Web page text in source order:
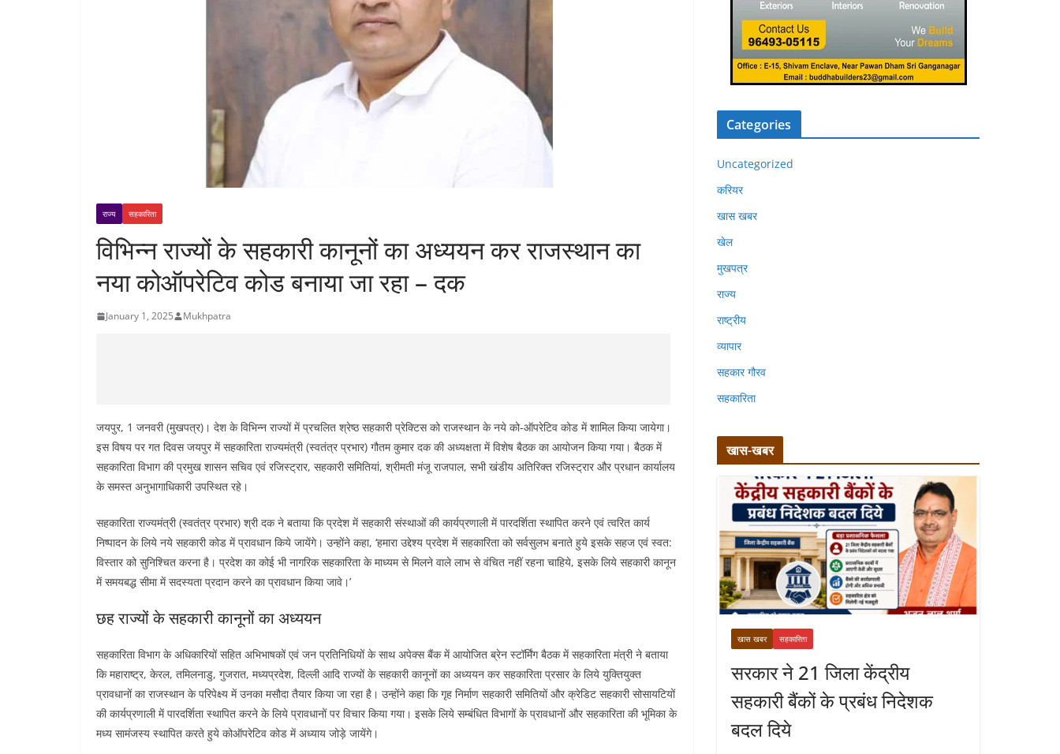
राज्य सहकारिता
विभिन्न राज्यों के सहकारी कानूनों का अध्ययन कर राजस्थान का
नया कोऑपरेटिव कोड बनाया जा रहा – दक
January 1, 2025 Mukhpatra
जयपुर, 1 जनवरी (मुखपत्र)। देश के विभिन्न राज्यों में प्रचलित श्रेष्ठ सहकारी प्रेक्टिस को राजस्थान के नये को-ऑपरेटिव कोड में शामिल किया जायेगा।
इस विषय पर गत दिवस जयपुर में सहकारिता राज्यमंत्री (स्वतंत्र प्रभार) गौतम कुमार दक की अध्यक्षता में विशेष बैठक का आयोजन किया गया। बैठक में
सहकारिता विभाग की प्रमुख शासन सचिव एवं रजिस्ट्रार, सहकारी समितियां, श्रीमती मंजू राजपाल, सभी खंडीय अतिरिक्त रजिस्ट्रार और प्रधान कार्यालय
के समस्त अनुभागाधिकारी उपस्थित रहे।
सहकारिता राज्यमंत्री (स्वतंत्र प्रभार) श्री दक ने बताया कि प्रदेश में सहकारी संस्थाओं की कार्यप्रणाली में पारदर्शिता स्थापित करने एवं त्वरित कार्य
निष्पादन के लिये नये सहकारी कोड में प्रावधान किये जायेंगे। उन्होंने कहा, ‘हमारा उद्देश्य प्रदेश में सहकारिता को सर्वसुलभ बनाते हुये इसके सहज एवं स्वत:
विस्तार को सुनिश्चित करना है। प्रदेश का कोई भी नागरिक सहकारिता के माध्यम से मिलने वाले लाभ से वंचित नहीं रहना चाहिये, इसके लिये सहकारी कानून
में समयबद्ध सीमा में सदस्यता प्रदान करने का प्रावधान किया जावे।’
छह राज्यों के सहकारी कानूनों का अध्ययन
सहकारिता विभाग के अधिकारियों सहित अभिभाषकों एवं जन प्रतिनिधियों के साथ अपेक्स बैंक में आयोजित ब्रेन स्टॉर्मिंग बैठक में सहकारिता मंत्री ने बताया
कि महाराष्ट्र, केरल, तमिलनाडु, गुजरात, मध्यप्रदेश, दिल्ली आदि राज्यों के सहकारी कानूनों का अध्ययन कर सहकारिता प्रसार के लिये युक्तियुक्त
प्रावधानों का राजस्थान के परिपेक्ष्य में उनका मसौदा तैयार किया जा रहा है। उन्होंने कहा कि गृह निर्माण सहकारी समितियों और क्रेडिट सहकारी सोसायटियों
की कार्यप्रणाली में पारदर्शिता स्थापित करने के लिये प्रावधानों पर विचार किया गया। इसके लिये सम्बंधित विभागों के प्रावधानों और सहकारिता की भूमिका के
मध्य सामंजस्य स्थापित करते हुये कोऑपरेटिव कोड में अध्याय जोड़े जायेंगे।
Categories
Uncategorized
करियर
खास खबर
खेल
मुखपत्र
राज्य
राष्ट्रीय
व्यापार
सहकार गौरव
सहकारिता
खास-खबर
खास खबर सहकारिता
सरकार ने 21 जिला केंद्रीय
सहकारी बैंकों के प्रबंध निदेशक
बदल दिये